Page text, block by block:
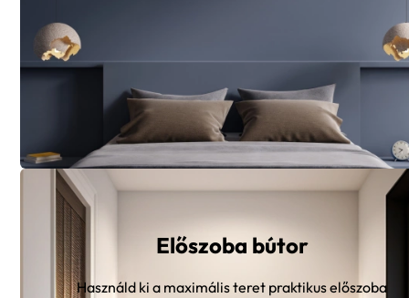
Előszoba bútor
Használd ki a maximális teret praktikus előszoba